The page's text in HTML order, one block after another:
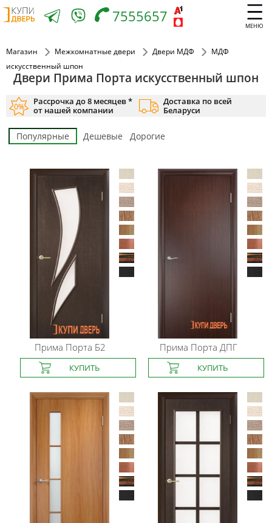
МЕНЮ
7555657
Магазин Межкомнатные двери Двери МДФ
МДФ
искусственный шпон
Двери Прима Порта искусственный шпон
Рассрочка до 8 месяцев *
от нашей компании
Доставка по всей
Беларуси
Популярные Дешевые Дорогие
Прима Порта Б2 Прима Порта ДПГ